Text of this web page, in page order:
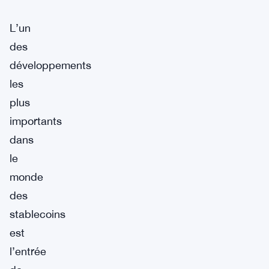
L’un
des
développements
les
plus
importants
dans
le
monde
des
stablecoins
est
l’entrée